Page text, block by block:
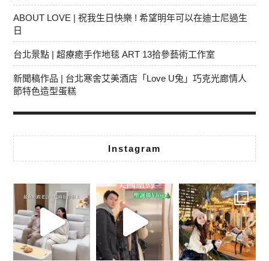
ABOUT LOVE | 祝我生日快樂 ! 希望明年可以在迪士尼過生
日
台北景點 | 超療癒手作地毯 ART 13拾參藝術工作室
新聞稿作品 | 台北寒舍艾美酒店「Love U兔」巧克光廊情人
節特色造型蛋糕
Instagram